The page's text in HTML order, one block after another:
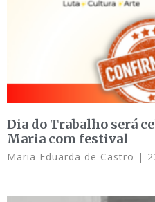
Dia do Trabalho será
Maria com festival
Maria Eduarda de Castro